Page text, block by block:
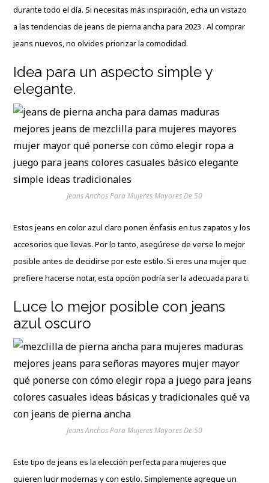
durante todo el día. Si necesitas más inspiración, echa un vistazo
a las tendencias de jeans de pierna ancha para 2023 . Al comprar
jeans nuevos, no olvides priorizar la comodidad.
Idea para un aspecto simple y
elegante.
Jeans Anchos Para Mujeres Mayores De 50
Estos jeans en color azul claro ponen énfasis en tus zapatos y los
accesorios que llevas. Por lo tanto, asegúrese de verse lo mejor
posible antes de decidirse por este estilo. Si eres una mujer que
prefiere hacerse notar, esta opción podría ser la adecuada para ti.
Luce lo mejor posible con jeans
azul oscuro
Jeans Anchos Para Mujeres Mayores De 50
Este tipo de jeans es la elección perfecta para mujeres que
quieren lucir modernas y con estilo. Simplemente agregue un